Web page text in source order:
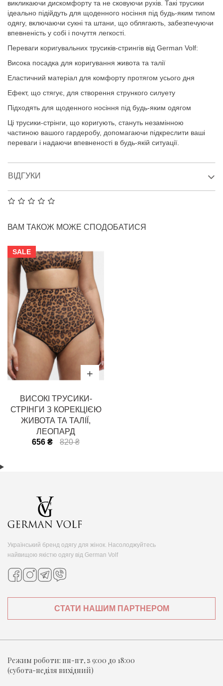
викликаючи дискомфорту та не сковуючи рухів. Такі трусики
ідеально підійдуть для щоденного носіння під будь-яким типом
одягу, включаючи сукні та штани, що облягають, забезпечуючи
впевненість у собі і почуття легкості.
Переваги коригувальних трусиків-стрингів від German Volf:
Висока посадка для коригування живота та талії
Еластичний матеріал для комфорту протягом усього дня
Ефект, що стягує, для створення стрункого силуету
Підходять для щоденного носіння під будь-яким одягом
Ці трусики-стрінги, що коригують, стануть незамінною
частиною вашого гардеробу, допомагаючи підкреслити ваші
переваги і надаючи впевненості в будь-якій ситуації.
ВІДГУКИ
ВАМ ТАКОЖ МОЖЕ СПОДОБАТИСЯ
SALE
ВИСОКІ ТРУСИКИ-
СТРІНГИ З КОРЕКЦІЄЮ
ЖИВОТА ТА ТАЛІЇ,
ЛЕОПАРД
656 ₴
820 ₴
Український бренд одягу для жінок. Насолоджуйтесь
найвищою якістю одягу від German Volf
СТАТИ НАШИМ ПАРТНЕРОМ
Режим роботи: пн-пт, з 9:00 до 18:00
(субота-неділя вихідний)